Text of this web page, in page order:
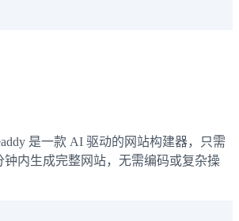
是一款 AI 驱动的网站构建器，只需
钟内生成完整网站，无需编码或复杂操